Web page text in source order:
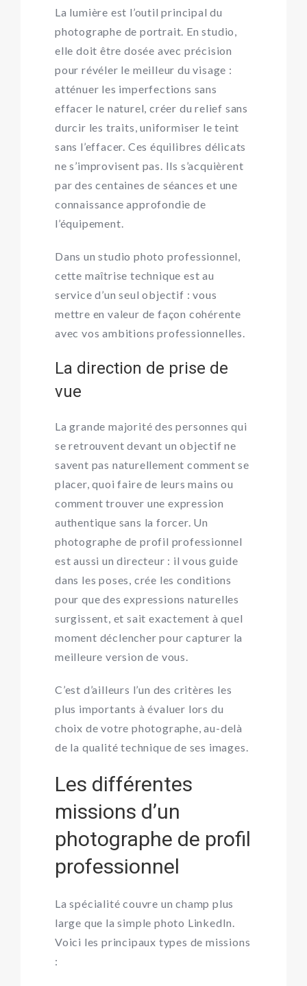
La lumière est l’outil principal du
photographe de portrait. En studio,
elle doit être dosée avec précision
pour révéler le meilleur du visage :
atténuer les imperfections sans
effacer le naturel, créer du relief sans
durcir les traits, uniformiser le teint
sans l’effacer. Ces équilibres délicats
ne s’improvisent pas. Ils s’acquièrent
par des centaines de séances et une
connaissance approfondie de
l’équipement.
Dans unstudio photo professionnel,
cette maîtrise technique est au
service d’un seul objectif : vous
mettre en valeur de façon cohérente
avec vos ambitions professionnelles.
La direction de prise de
vue
La grande majorité des personnes qui
se retrouvent devant un objectif ne
savent pas naturellement comment se
placer, quoi faire de leurs mains ou
comment trouver une expression
authentique sans la forcer. Un
photographe de profil professionnel
est aussi un directeur : il vous guide
dans les poses, crée les conditions
pour que des expressions naturelles
surgissent, et sait exactement à quel
moment déclencher pour capturer la
meilleure version de vous.
C’est d’ailleurs l’un des critères les
plus importants à évaluer lors du
choix de votre photographe, au-delà
de la qualité technique de ses images.
Les différentes
missions d’un
photographe de profil
professionnel
La spécialité couvre un champ plus
large que la simple photo LinkedIn.
Voici les principaux types de missions
: